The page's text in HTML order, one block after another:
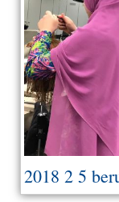
2018 2 5